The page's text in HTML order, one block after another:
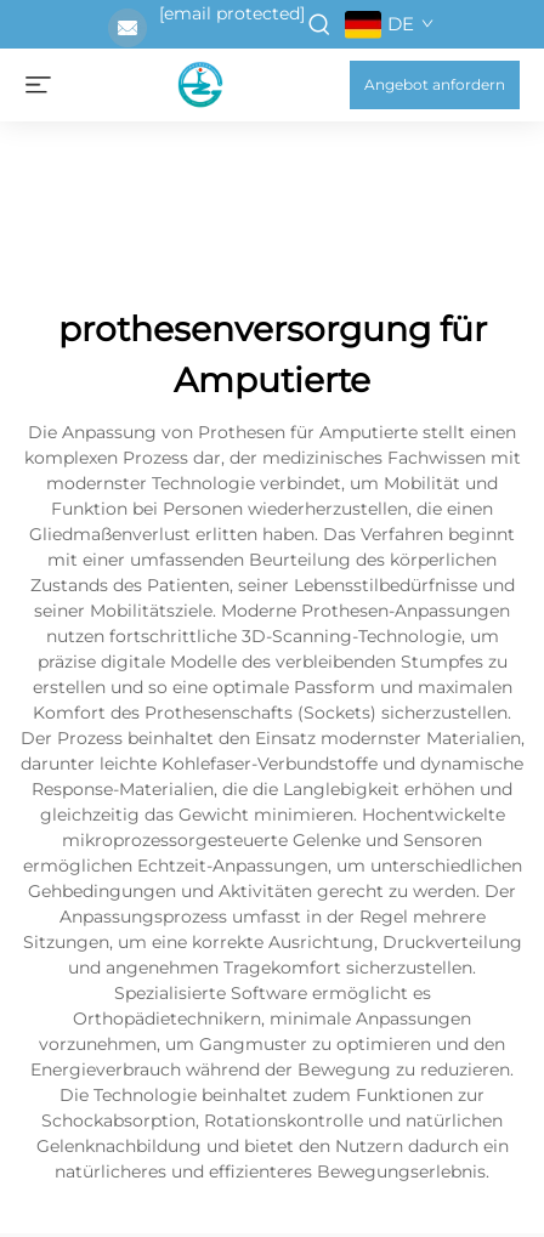
[email protected] DE
Angebot anfordern
prothesenversorgung für
Amputierte
Die Anpassung von Prothesen für Amputierte stellt einen
komplexen Prozess dar, der medizinisches Fachwissen mit
modernster Technologie verbindet, um Mobilität und
Funktion bei Personen wiederherzustellen, die einen
Gliedmaßenverlust erlitten haben. Das Verfahren beginnt
mit einer umfassenden Beurteilung des körperlichen
Zustands des Patienten, seiner Lebensstilbedürfnisse und
seiner Mobilitätsziele. Moderne Prothesen-Anpassungen
nutzen fortschrittliche 3D-Scanning-Technologie, um
präzise digitale Modelle des verbleibenden Stumpfes zu
erstellen und so eine optimale Passform und maximalen
Komfort des Prothesenschafts (Sockets) sicherzustellen.
Der Prozess beinhaltet den Einsatz modernster Materialien,
darunter leichte Kohlefaser-Verbundstoffe und dynamische
Response-Materialien, die die Langlebigkeit erhöhen und
gleichzeitig das Gewicht minimieren. Hochentwickelte
mikroprozessorgesteuerte Gelenke und Sensoren
ermöglichen Echtzeit-Anpassungen, um unterschiedlichen
Gehbedingungen und Aktivitäten gerecht zu werden. Der
Anpassungsprozess umfasst in der Regel mehrere
Sitzungen, um eine korrekte Ausrichtung, Druckverteilung
und angenehmen Tragekomfort sicherzustellen.
Spezialisierte Software ermöglicht es
Orthopädietechnikern, minimale Anpassungen
vorzunehmen, um Gangmuster zu optimieren und den
Energieverbrauch während der Bewegung zu reduzieren.
Die Technologie beinhaltet zudem Funktionen zur
Schockabsorption, Rotationskontrolle und natürlichen
Gelenknachbildung und bietet den Nutzern dadurch ein
natürlicheres und effizienteres Bewegungserlebnis.